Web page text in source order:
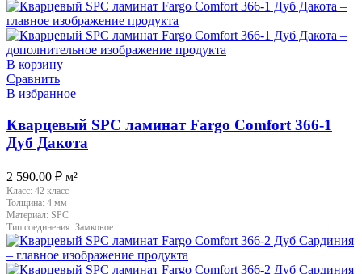
В корзину
Сравнить
В избранное
Кварцевый SPC ламинат Fargo Comfort 366-1
Дуб Дакота
2 590.00 ₽ м²
Класс: 42 класс
Толщина: 4 мм
Материал: SPC
Тип соединения: Замковое